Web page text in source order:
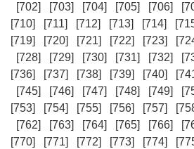
[702]
[703] [704] [705] [706]
[710]
[711] [712] [713] [714]
[719]
[720] [721] [722] [723]
[728]
[729] [730] [731] [732]
[736]
[737] [738] [739] [740]
[745]
[746] [747] [748] [749]
[753]
[754] [755] [756] [757]
[762]
[763] [764] [765] [766]
[770]
[771] [772] [773] [774]